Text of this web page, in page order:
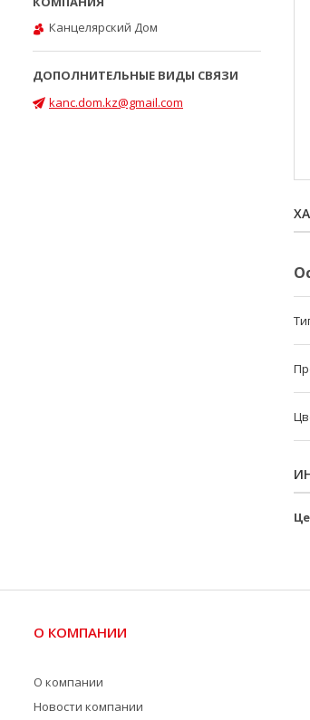
Канцелярский Дом
kanc.dom.kz@gmail.com
О КОМПАНИИ
О компании
Новости компании